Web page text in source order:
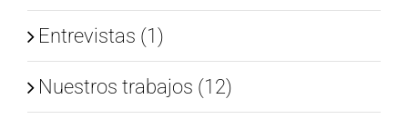
Entrevistas (1)
Nuestros trabajos (12)